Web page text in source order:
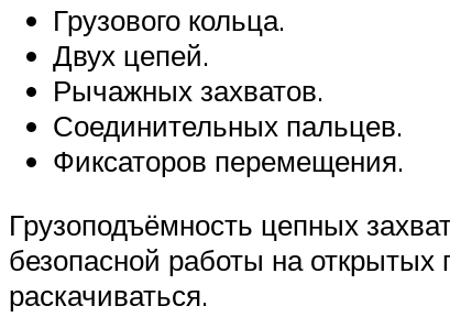
Грузового кольца.
Двух цепей.
Рычажных захватов.
Соединительных пальцев.
Фиксаторов перемещения.
Грузоподъёмность цепных
безопасной работы на открытых
раскачиваться.